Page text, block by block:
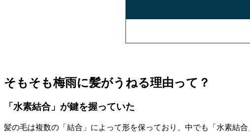
そもそも梅雨に髪がうねる理由って？
「水素結合」が鍵を握っていた
髪の毛は複数の「結合」によって形を保っており、中でも「水素結